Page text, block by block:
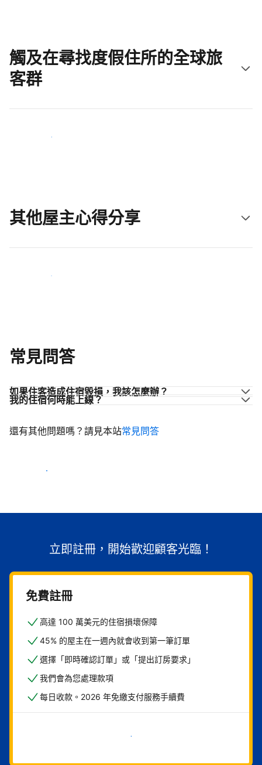
觸及在尋找度假住所的全球旅
客群
立即接觸新住客
其他屋主心得分享
加入同業的行列
常見問答
如果住客造成住宿毀損，我該怎麼辦？
我的住宿何時能上線？
還有其他問題嗎？請見本站常見問答
開始迎接住客
立即註冊，開始歡迎顧客光臨！
免費註冊
高達 100 萬美元的住宿損壞保障
45% 的屋主在一週內就會收到第一筆訂單
選擇「即時確認訂單」或「提出訂房要求」
我們會為您處理款項
每日收款。2026 年免繳支付服務手續費
現在就開始